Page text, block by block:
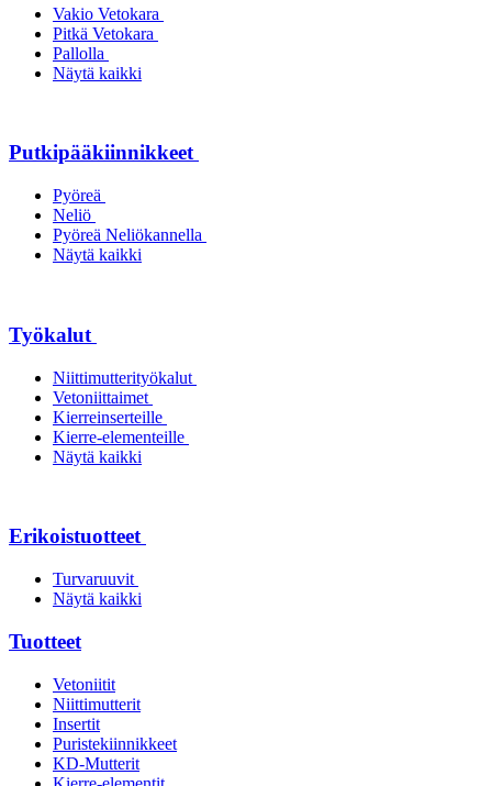
Vakio Vetokara
Pitkä Vetokara
Pallolla
Näytä kaikki
Putkipääkiinnikkeet
Pyöreä
Neliö
Pyöreä Neliökannella
Näytä kaikki
Työkalut
Niittimutterityökalut
Vetoniittaimet
Kierreinserteille
Kierre-elementeille
Näytä kaikki
Erikoistuotteet
Turvaruuvit
Näytä kaikki
Tuotteet
Vetoniitit
Niittimutterit
Insertit
Puristekiinnikkeet
KD-Mutterit